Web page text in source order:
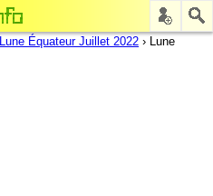
Lune Équateur Juillet 2022 › Lune